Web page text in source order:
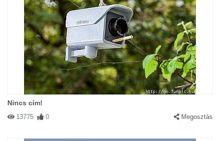
Nincs cím!
13775 0 Megosztás